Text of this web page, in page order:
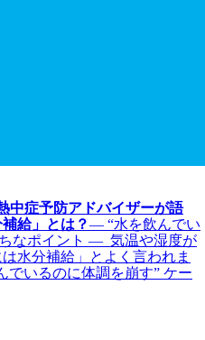
中症予防アドバイザーが語
給」とは？― “水を飲んでい
なポイント ― 気温や湿度が
水分補給」とよく言われま
でいるのに体調を崩す” ケー